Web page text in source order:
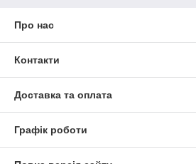
Про нас
Контакти
Доставка та оплата
Графік роботи